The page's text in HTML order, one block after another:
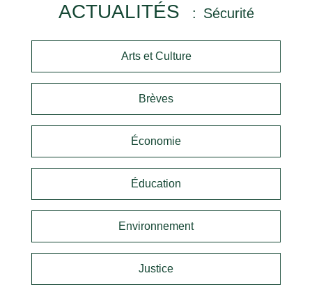
ACTUALITÉS Sécurité
Arts et Culture
Brèves
Économie
Éducation
Environnement
Justice